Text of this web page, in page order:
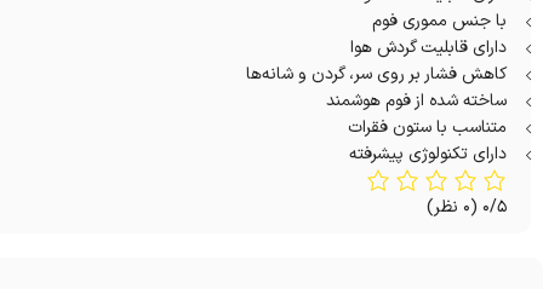
با جنس مموری فوم
دارای قابلیت گردش هوا
کاهش فشار بر روی سر، گردن و شانه‌ها
ساخته شده از فوم هوشمند
متناسب با ستون فقرات
دارای تکنولوژی پیشرفته
0/5 (0 نظر)